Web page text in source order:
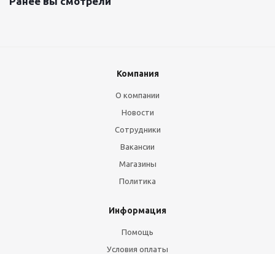
Компания
О компании
Новости
Сотрудники
Вакансии
Магазины
Политика
Информация
Помощь
Условия оплаты